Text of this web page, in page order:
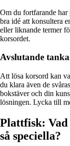
Om du fortfarande har
bra idé att konsultera
eller liknande termer
korsordet.
Avslutande
Att lösa korsord kan
du klara även de
bokstäver och din
lösningen. Lycka till
Plattfisk: Vad
så speciella?